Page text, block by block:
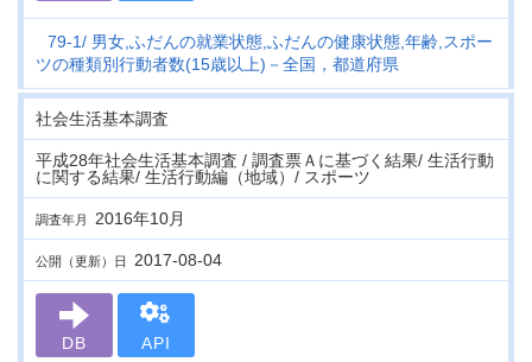
79-1 男女,ふだんの就業状態,ふだんの健康状態,年齢,スポー
ツの種類別行動者数(15歳以上)－全国，都道府県
社会生活基本調査
平成28年社会生活基本調査 / 調査票Ａに基づく結果/ 生活行動
に関する結果/ 生活行動編（地域）/ スポーツ
調査年月 2016年10月
公開（更新）日 2017-08-04
DB API